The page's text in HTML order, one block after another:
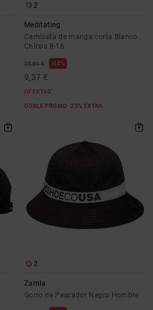
2
Meditating
Camiseta de manga corta Blanco
Chicos 8-16
25,00 € 63%
9,37 €
OFERTAS
DOBLE PROMO -25% EXTRA
2
Zamla
Gorro de Pescador Negro Hombre